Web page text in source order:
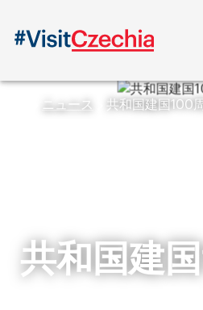
ニュース 共和国建国100
共和国建